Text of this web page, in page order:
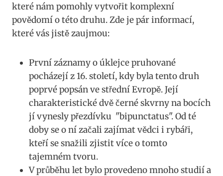
které nám pomohly vytvořit komplexní
povědomí o této druhu. ⁢Zde je pár informací,
které vás jistě ⁣zaujmou:
První záznamy o úklejce pruhované
pocházejí z 16. století, ⁣kdy byla tento druh
poprvé popsán ve ‌střední​ Evropě. Její
charakteristické dvě černé⁤ skvrny na bocích
jí vynesly přezdívku ‌ "bipunctatus". Od té
doby se o ní ‌začali zajímat vědci i ‍rybáři,
kteří se snažili zjistit více o tomto
tajemném ​tvoru.
V průběhu let bylo provedeno mnoho studií a